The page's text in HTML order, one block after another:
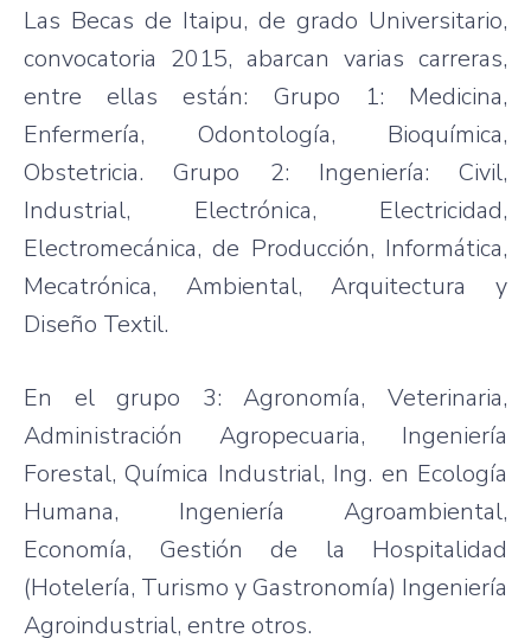
Las Becas de Itaipu, de grado Universitario,
convocatoria 2015, abarcan varias carreras,
entre ellas están: Grupo 1: Medicina,
Enfermería, Odontología, Bioquímica,
Obstetricia. Grupo 2: Ingeniería: Civil,
Industrial, Electrónica, Electricidad,
Electromecánica, de Producción, Informática,
Mecatrónica, Ambiental, Arquitectura y
Diseño Textil.
En el grupo 3: Agronomía, Veterinaria,
Administración Agropecuaria, Ingeniería
Forestal, Química Industrial, Ing. en Ecología
Humana, Ingeniería Agroambiental,
Economía, Gestión de la Hospitalidad
(Hotelería, Turismo y Gastronomía) Ingeniería
Agroindustrial, entre otros.